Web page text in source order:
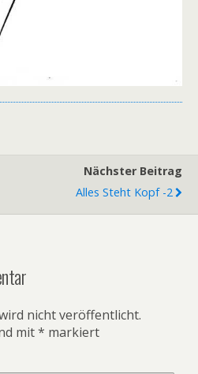
Nächster Beitrag
Alles Steht Kopf -2
nicht veröffentlicht.
mit* markiert